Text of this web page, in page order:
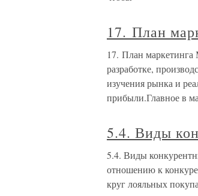
17. План
17. План маркетинга
разработке,
изучения рынка и
прибыли.Главное в
5.4. Виды
5.4. Виды
отношению к
круг лояльных